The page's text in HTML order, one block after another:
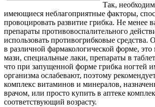
Так,
имеющиеся неблагоприятные факторы,
провоцировать развитие грибка. Не менее
препараты противовоспалительного
использовать противогрибковые
в различной фармакологической форме, это
мази, специальные лаки, препараты в
что при запущенной форме грибка ногтей
организма ослабевают, поэтому
комплекс витаминов и минералов,
врачом, или просто купить в аптеке
соответствующий возрасту.